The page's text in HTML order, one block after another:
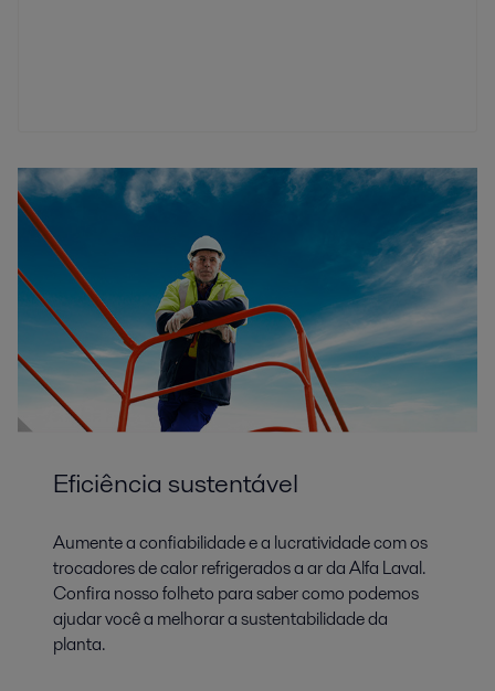
Eficiência sustentável
Aumente a confiabilidade e a lucratividade com os
trocadores de calor refrigerados a ar da Alfa Laval.
Confira nosso folheto para saber como podemos
ajudar você a melhorar a sustentabilidade da
planta.